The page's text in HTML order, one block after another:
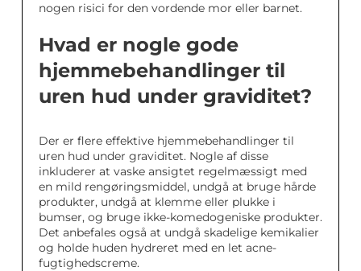
nogen risici for den vordende mor eller barnet.
Hvad er nogle gode
hjemmebehandlinger til
uren hud under graviditet?
Der er flere effektive hjemmebehandlinger til
uren hud under graviditet. Nogle af disse
inkluderer at vaske ansigtet regelmæssigt med
en mild rengøringsmiddel, undgå at bruge hårde
produkter, undgå at klemme eller plukke i
bumser, og bruge ikke-komedogeniske produkter.
Det anbefales også at undgå skadelige kemikalier
og holde huden hydreret med en let acne-
fugtighedscreme.